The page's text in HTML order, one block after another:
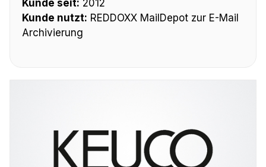
Kunde seit: 2012
Kunde nutzt: REDDOXX MailDepot zur E-Mail
Archivierung